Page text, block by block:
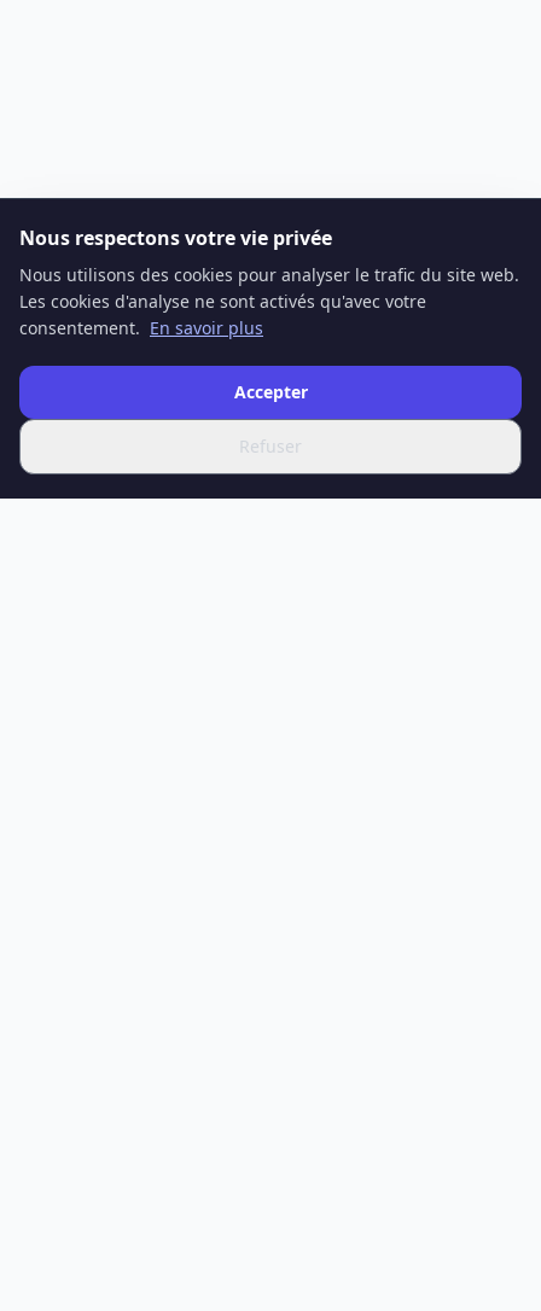
Nous respectons votre vie privée
Nous utilisons des cookies pour analyser le trafic du site web.
Les cookies d'analyse ne sont activés qu'avec votre
consentement. En savoir plus
Refuser
Accepter